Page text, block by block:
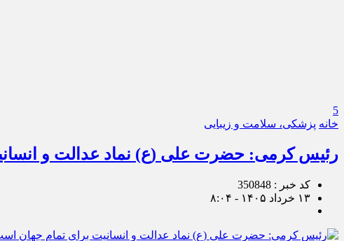
5
خانه پزشکی، سلامت و زیبایی
رئیس کرمی: حضرت علی (ع) نماد عدالت و
کد خبر : 350848
۱۳ خرداد ۱۴۰۵ - ۸:۰۴